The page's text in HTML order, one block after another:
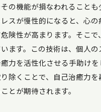
の機能が損なわれることも
スが慢性的になると、心の
険性が高まります。そこで
ます。この技術は、個人の
力を活性化させる手助けを
除くことで、自己治癒力を
とが期待されます。